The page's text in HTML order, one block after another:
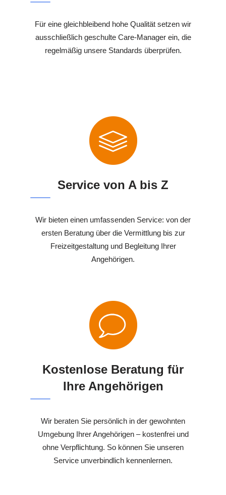
Für eine gleichbleibend hohe Qualität setzen wir
ausschließlich geschulte Care-Manager ein, die
regelmäßig unsere Standards überprüfen.
Service von A bis Z
Wir bieten einen umfassenden Service: von der
ersten Beratung über die Vermittlung bis zur
Freizeitgestaltung und Begleitung Ihrer
Angehörigen.
Kostenlose Beratung für
Ihre Angehörigen
Wir beraten Sie persönlich in der gewohnten
Umgebung Ihrer Angehörigen – kostenfrei und
ohne Verpflichtung. So können Sie unseren
Service unverbindlich kennenlernen.